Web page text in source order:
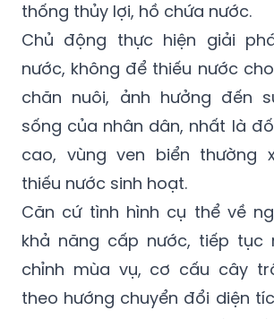
nghiệp lâu năm; điều chỉnh và
hiện kế hoạch vận hành
thống thủy lợi, hồ chứa nước.
Chủ động thực hiện giải
nước, không để thiếu nước
chăn nuôi, ảnh hưởng đến
sống của nhân dân, nhất là đối
cao, vùng ven biển thường
thiếu nước sinh hoạt.
Căn cứ tình hình cụ thể về
khả năng cấp nước, tiếp tục